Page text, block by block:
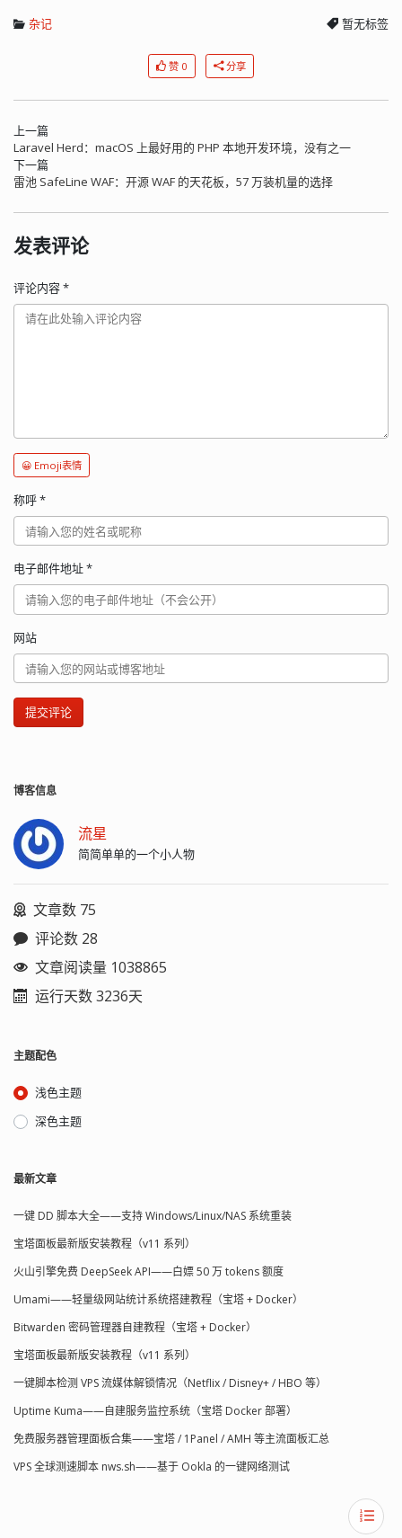
杂记 暂无标签
赞 0 分享
上一篇
Laravel Herd：macOS 上最好用的 PHP 本地开发环境，没有之一
下一篇
雷池 SafeLine WAF：开源 WAF 的天花板，57 万装机量的选择
发表评论
评论内容*
😀 Emoji表情
称呼*
电子邮件地址*
网站
提交评论
博客信息
流星
简简单单的一个小人物
文章数 75
评论数 28
文章阅读量 1038865
运行天数 3236天
主题配色
浅色主题
深色主题
最新文章
一键 DD 脚本大全——支持 Windows/Linux/NAS 系统重装
宝塔面板最新版安装教程（v11 系列）
火山引擎免费 DeepSeek API——白嫖 50 万 tokens 额度
Umami——轻量级网站统计系统搭建教程（宝塔 + Docker）
Bitwarden 密码管理器自建教程（宝塔 + Docker）
宝塔面板最新版安装教程（v11 系列）
一键脚本检测 VPS 流媒体解锁情况（Netflix / Disney+ / HBO 等）
Uptime Kuma——自建服务监控系统（宝塔 Docker 部署）
免费服务器管理面板合集——宝塔 / 1Panel / AMH 等主流面板汇总
VPS 全球测速脚本 nws.sh——基于 Ookla 的一键网络测试